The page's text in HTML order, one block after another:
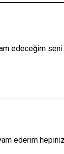
edeceğim seni
ederim